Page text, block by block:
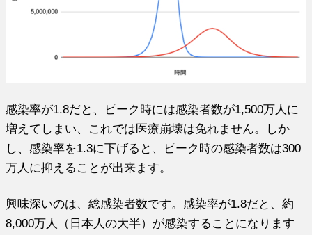
感染率が1.8だと、ピーク時には感染者数が1,500万人に
増えてしまい、これでは医療崩壊は免れません。しか
し、感染率を1.3に下げると、ピーク時の感染者数は300
万人に抑えることが出来ます。
興味深いのは、総感染者数です。感染率が1.8だと、約
8,000万人（日本人の大半）が感染することになります